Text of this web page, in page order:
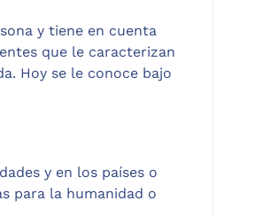
y tiene en cuenta
que le caracterizan
Hoy se le conoce bajo
y en los países o
para la humanidad o